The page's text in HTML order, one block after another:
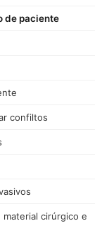
de paciente
confiltos
cirúrgico e